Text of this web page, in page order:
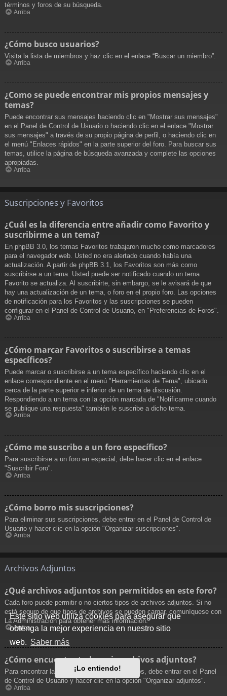
Este sitio web utiliza cookies para asegurar que
obtenga la mejor experiencia en nuestro sitio
web. Saber más
¡Lo entiendo!
términos y foros de su búsqueda.
Arriba
¿Cómo busco usuarios?
Visita la lista de miembros y haz clic en el enlace “Buscar un miembro”.
Arriba
¿Como se puede encontrar mis propios mensajes y
temas?
Puede encontrar sus mensajes haciendo clic en "Mostrar sus mensajes"
en el Panel de Control de Usuario o haciendo clic en el enlace "Mostrar
sus mensajes" a través de su propio página de perfil, o haciendo clic en
el menú "Enlaces rápidos" en la parte superior del foro. Para buscar sus
temas, utilice la página de búsqueda avanzada y complete las opciones
apropiadas.
Arriba
Suscripciones y Favoritos
¿Cuál es la diferencia entre añadir como Favorito y
suscribirme a un tema?
En phpBB 3.0, los temas Favoritos trabajaron mucho como marcadores
para el navegador web. Usted no era alertado cuando había una
actualización. A partir de phpBB 3.1, los Favoritos son más como
suscribirse a un tema. Usted puede ser notificado cuando un tema
Favorito se actualiza. Al suscribirte, sin embargo, se le avisará de que
hay una actualización de un tema, o foro en el propio foro. Las opciones
de notificación para los Favoritos y las suscripciones se pueden
configurar en el Panel de Control de Usuario, en "Preferencias de Foros".
Arriba
¿Cómo marcar Favoritos o suscribirse a temas
específicos?
Puede marcar o suscribirse a un tema específico haciendo clic en el
enlace correspondiente en el menú "Herramientas de Tema", ubicado
cerca de la parte superior e inferior de un tema de discusión.
Respondiendo a un tema con la opción marcada de "Notificarme cuando
se publique una respuesta" también le suscribe a dicho tema.
Arriba
¿Cómo me suscribo a un foro específico?
Para suscribirse a un foro en especial, debe hacer clic en el enlace
"Suscribir Foro".
Arriba
¿Cómo borro mis suscripciones?
Para eliminar sus suscripciones, debe entrar en el Panel de Control de
Usuario y hacer clic en la opción "Organizar suscripciones".
Arriba
Archivos Adjuntos
¿Qué archivos adjuntos son permitidos en este foro?
Cada foro puede permitir o no ciertos tipos de archivos adjuntos. Si no
está seguro de que tipos de archivos se pueden cargar, comuníquese con
La Administración para obtener más información.
Arriba
¿Cómo encuentro todos mis archivos adjuntos?
Para encontrar la lista de sus archivos adjuntos, debe entrar en el Panel
de Control de Usuario y hacer clic en la opción "Organizar adjuntos".
Arriba